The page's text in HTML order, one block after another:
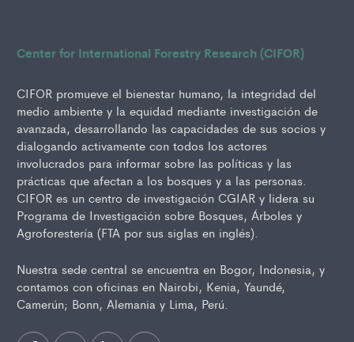
Center for International Forestry Research (CIFOR)
CIFOR promueve el bienestar humano, la integridad del
medio ambiente y la equidad mediante investigación de
avanzada, desarrollando las capacidades de sus socios y
dialogando activamente con todos los actores
involucrados para informar sobre las políticas y las
prácticas que afectan a los bosques y a las personas.
CIFOR es un centro de investigación CGIAR y lidera su
Programa de Investigación sobre Bosques, Árboles y
Agroforestería (FTA por sus siglas en inglés).
Nuestra sede central se encuentra en Bogor, Indonesia, y
contamos con oficinas en Nairobi, Kenia, Yaundé,
Camerún; Bonn, Alemania y Lima, Perú.